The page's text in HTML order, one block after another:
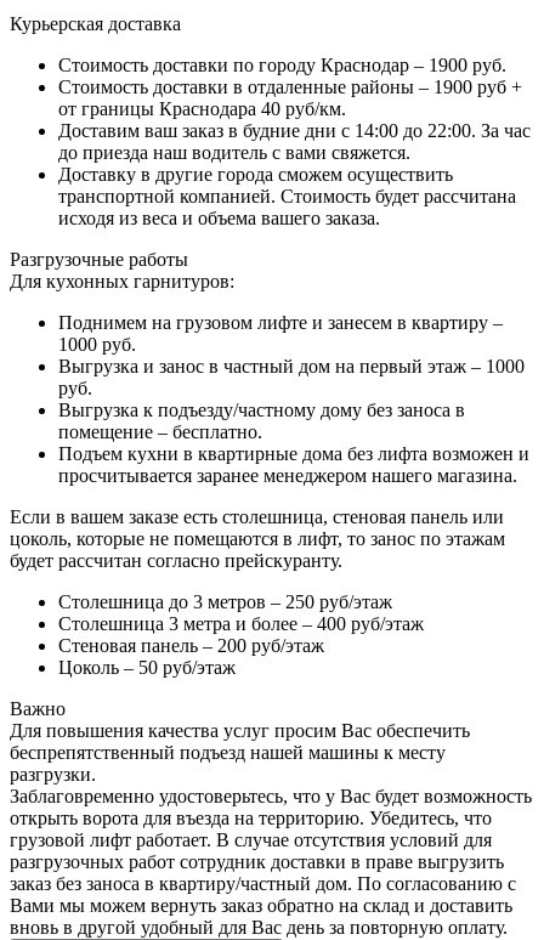
Курьерская доставка
Стоимость доставки по городу Краснодар – 1900 руб.
Стоимость доставки в отдаленные районы – 1900 руб +
от границы Краснодара 40 руб/км.
Доставим ваш заказ в будние дни с 14:00 до 22:00. За час
до приезда наш водитель с вами свяжется.
Доставку в другие города сможем осуществить
транспортной компанией. Стоимость будет рассчитана
исходя из веса и объема вашего заказа.
Разгрузочные работы
Для кухонных гарнитуров:
Поднимем на грузовом лифте и занесем в квартиру –
1000 руб.
Выгрузка и занос в частный дом на первый этаж – 1000
руб.
Выгрузка к подъезду/частному дому без заноса в
помещение – бесплатно.
Подъем кухни в квартирные дома без лифта возможен и
просчитывается заранее менеджером нашего магазина.
Если в вашем заказе есть столешница, стеновая панель или
цоколь, которые не помещаются в лифт, то занос по этажам
будет рассчитан согласно прейскуранту.
Столешница до 3 метров – 250 руб/этаж
Столешница 3 метра и более – 400 руб/этаж
Стеновая панель – 200 руб/этаж
Цоколь – 50 руб/этаж
Важно
Для повышения качества услуг просим Вас обеспечить
беспрепятственный подъезд нашей машины к месту
разгрузки.
Заблаговременно удостоверьтесь, что у Вас будет возможность
открыть ворота для въезда на территорию. Убедитесь, что
грузовой лифт работает. В случае отсутствия условий для
разгрузочных работ сотрудник доставки в праве выгрузить
заказ без заноса в квартиру/частный дом. По согласованию с
Вами мы можем вернуть заказ обратно на склад и доставить
вновь в другой удобный для Вас день за повторную оплату.